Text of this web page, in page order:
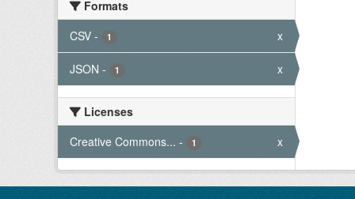
Formats
CSV - 1 x
JSON - 1 x
Licenses
Creative Commons... - 1 x